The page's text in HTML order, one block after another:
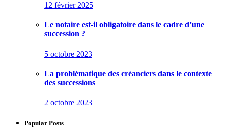
12 février 2025
Le notaire est-il obligatoire dans le cadre d’une
succession ?
5 octobre 2023
La problématique des créanciers dans le contexte
des successions
2 octobre 2023
Popular Posts